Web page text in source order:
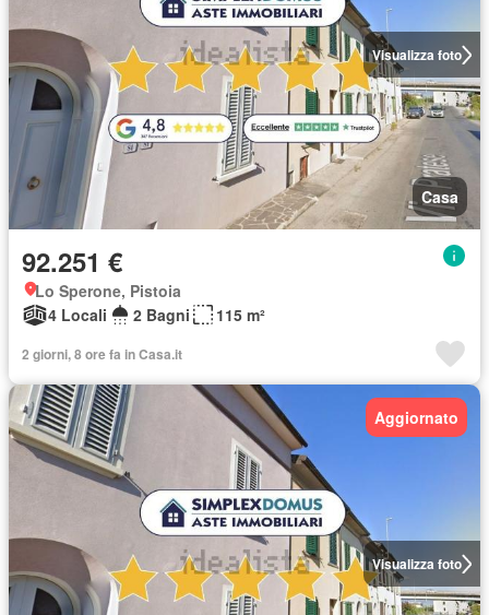
Visualizza foto
Casa
92.251 €
Lo Sperone, Pistoia
4 Locali
2 Bagni 115 m²
2 giorni, 8 ore fa in Casa.it
Visualizza foto
Aggiornato